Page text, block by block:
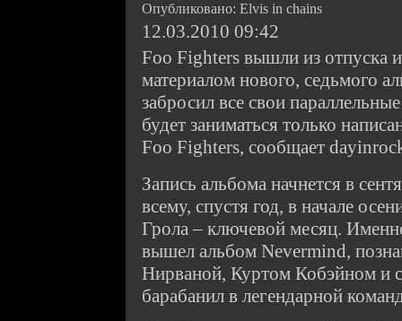
Опубликовано: Elvis in chains
12.03.2010 09:42
Foo Fighters вышли из отпуска
материалом нового, седьмого
забросил все свои
будет заниматься только
Foo Fighters, сообщает
Запись альбома начнется в
всему, спустя год, в начале
Грола – ключевой месяц.
вышел альбом Nevermind,
Нирваной, Куртом Кобэйном и
барабанил в легендарной